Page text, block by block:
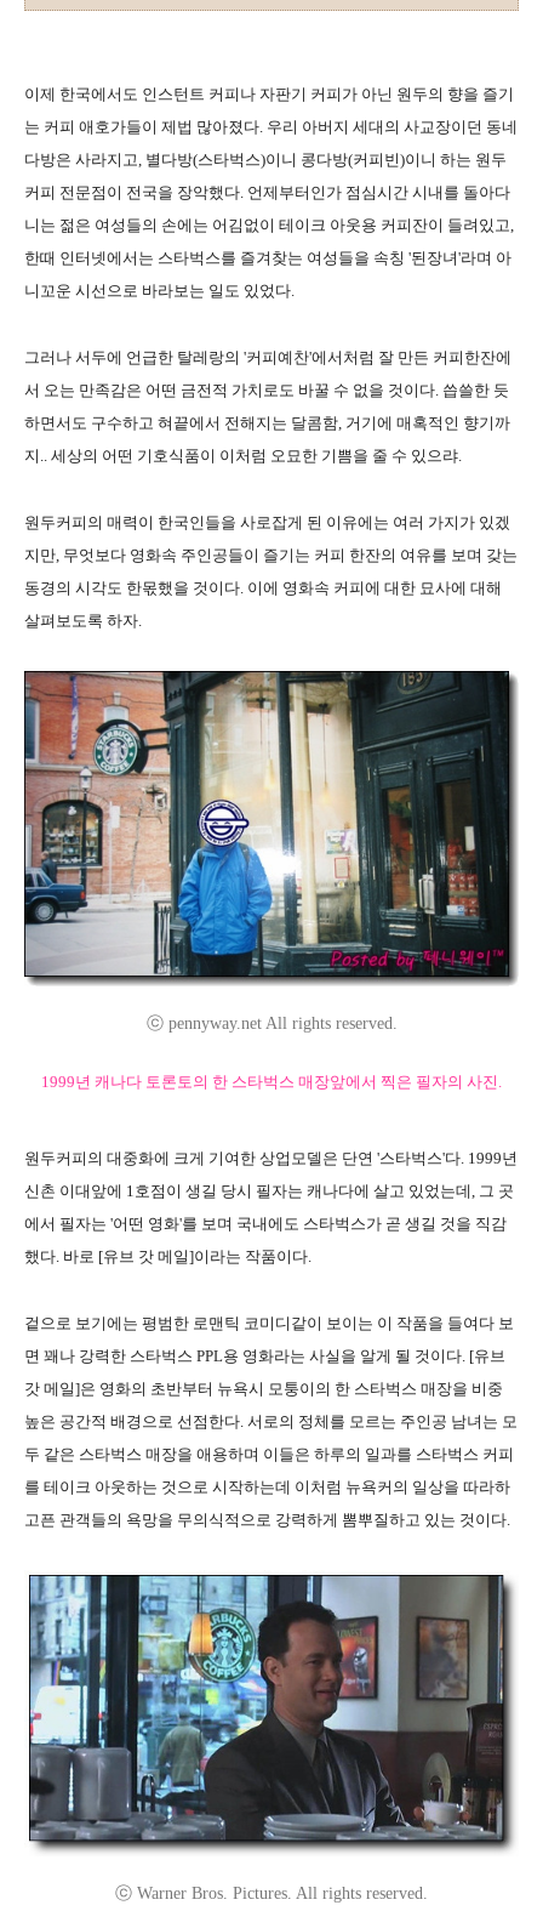
이제 한국에서도 인스턴트 커피나 자판기 커피가 아닌 원두의 향을 즐기
는 커피 애호가들이 제법 많아졌다. 우리 아버지 세대의 사교장이던 동네
다방은 사라지고, 별다방(스타벅스)이니 콩다방(커피빈)이니 하는 원두
커피 전문점이 전국을 장악했다. 언제부터인가 점심시간 시내를 돌아다
니는 젊은 여성들의 손에는 어김없이 테이크 아웃용 커피잔이 들려있고,
한때 인터넷에서는 스타벅스를 즐겨찾는 여성들을 속칭 '된장녀'라며 아
니꼬운 시선으로 바라보는 일도 있었다.
그러나 서두에 언급한 탈레랑의 '커피예찬'에서처럼 잘 만든 커피한잔에
서 오는 만족감은 어떤 금전적 가치로도 바꿀 수 없을 것이다. 씁쓸한 듯
하면서도 구수하고 혀끝에서 전해지는 달콤함, 거기에 매혹적인 향기까
지.. 세상의 어떤 기호식품이 이처럼 오묘한 기쁨을 줄 수 있으랴.
원두커피의 매력이 한국인들을 사로잡게 된 이유에는 여러 가지가 있겠
지만, 무엇보다 영화속 주인공들이 즐기는 커피 한잔의 여유를 보며 갖는
동경의 시각도 한몫했을 것이다. 이에 영화속 커피에 대한 묘사에 대해
살펴보도록 하자.
ⓒ pennyway.net All rights reserved.
1999년 캐나다 토론토의 한 스타벅스 매장앞에서 찍은 필자의 사진.
원두커피의 대중화에 크게 기여한 상업모델은 단연 '스타벅스'다. 1999년
신촌 이대앞에 1호점이 생길 당시 필자는 캐나다에 살고 있었는데, 그 곳
에서 필자는 '어떤 영화'를 보며 국내에도 스타벅스가 곧 생길 것을 직감
했다. 바로 [유브 갓 메일]이라는 작품이다.
겉으로 보기에는 평범한 로맨틱 코미디같이 보이는 이 작품을 들여다 보
면 꽤나 강력한 스타벅스 PPL용 영화라는 사실을 알게 될 것이다. [유브
갓 메일]은 영화의 초반부터 뉴욕시 모퉁이의 한 스타벅스 매장을 비중
높은 공간적 배경으로 선점한다. 서로의 정체를 모르는 주인공 남녀는 모
두 같은 스타벅스 매장을 애용하며 이들은 하루의 일과를 스타벅스 커피
를 테이크 아웃하는 것으로 시작하는데 이처럼 뉴욕커의 일상을 따라하
고픈 관객들의 욕망을 무의식적으로 강력하게 뽐뿌질하고 있는 것이다.
ⓒ Warner Bros. Pictures. All rights reserved.